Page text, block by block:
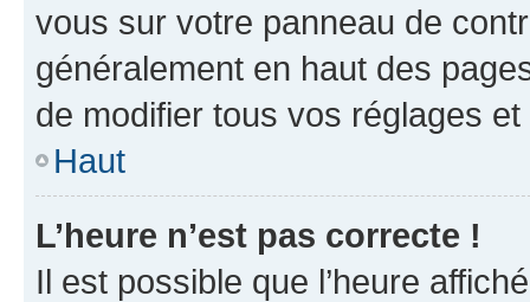
vous sur votre panneau de
généralement en haut des
de modifier tous vos réglages
Haut
L’heure n’est pas correcte !
Il est possible que l’heure